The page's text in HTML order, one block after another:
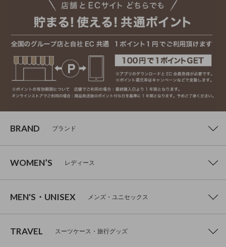
BRAND ブランド
WOMEN’S レディース
MEN'S・UNISEX メンズ・ユニセックス
TRAVEL スーツケース・旅行グッズ